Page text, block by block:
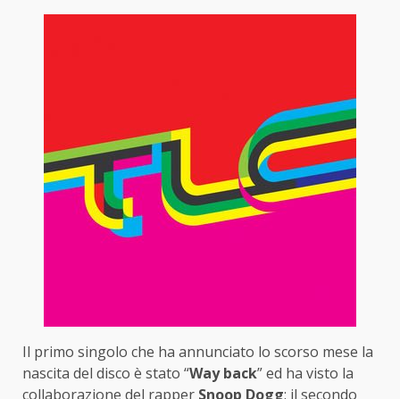
Il primo singolo che ha annunciato lo scorso mese la
nascita del disco è stato “Way back” ed ha visto la
collaborazione del rapper Snoop Dogg: il secondo